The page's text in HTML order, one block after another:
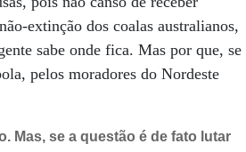
extinção dos coalas australianos,
sabe onde fica. Mas por que, se
pelos moradores do Nordeste
Mas, se a questão é de fato lutar